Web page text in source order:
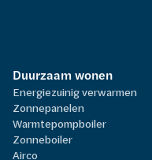
Duurzaam wonen
Energiezuinig verwarmen
Zonnepanelen
Warmtepompboiler
Zonneboiler
Airco